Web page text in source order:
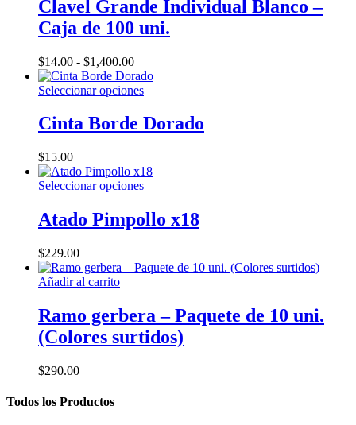
múltiples
variantes.
se
pueden
elegir
en
la
producto
Clavel Grande Individual Blanco –
Caja de 100 uni.
$14.00 - $1,400.00Rango
de
precios:
$14.00
hasta
Seleccionar opcionesEste
tiene
múltiples
opciones
se
elegir
en
página
de
Cinta Borde Dorado
$15.00
Seleccionar opcionesEste
tiene
múltiples
opciones
elegir
en
la
Atado Pimpollo x18
$229.00
Añadir al carrito
Ramo gerbera – Paquete de 10 uni.
(Colores surtidos)
$290.00
Todos los Productos